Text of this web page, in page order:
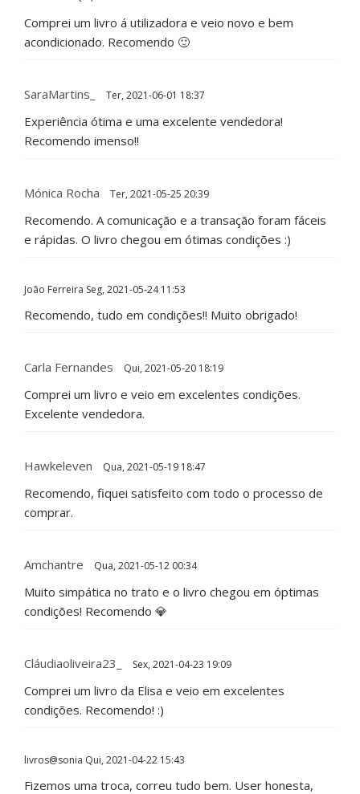
Comprei um livro á utilizadora e veio novo e bem
acondicionado. Recomendo 🙂
SaraMartins_ Ter, 2021-06-01 18:37
Experiência ótima e uma excelente vendedora!
Recomendo imenso!!
Mónica Rocha Ter, 2021-05-25 20:39
Recomendo. A comunicação e a transação foram fáceis
e rápidas. O livro chegou em ótimas condições :)
João Ferreira Seg, 2021-05-24 11:53
Recomendo, tudo em condições!! Muito obrigado!
Carla Fernandes Qui, 2021-05-20 18:19
Comprei um livro e veio em excelentes condições.
Excelente vendedora.
Hawkeleven Qua, 2021-05-19 18:47
Recomendo, fiquei satisfeito com todo o processo de
comprar.
Amchantre Qua, 2021-05-12 00:34
Muito simpática no trato e o livro chegou em óptimas
condições! Recomendo 💎
Cláudiaoliveira23_ Sex, 2021-04-23 19:09
Comprei um livro da Elisa e veio em excelentes
condições. Recomendo! :)
livros@sonia Qui, 2021-04-22 15:43
Fizemos uma troca, correu tudo bem. User honesta,